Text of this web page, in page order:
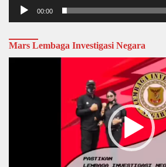
00:00
Mars Lembaga Investigasi Negara